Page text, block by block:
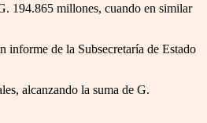
194.865 millones, cuando en similar
informe de la Subsecretaría de Estado
alcanzando la suma de G.